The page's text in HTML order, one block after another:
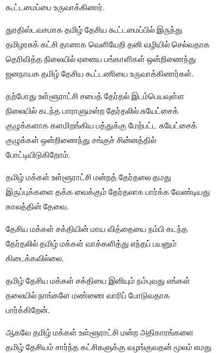
கூட்டமைப்பை உருவாக்கினார்.
துரதிஸ்டவசமாக தமிழ் தேசிய கூட்டமைப்பில் இருந்து
தமிழரசுக் கட்சி தானாக வெளியேறி தனி வழியில் செல்வதாக
தெரிவித்த நிலையில் ஏனைய பங்காளிகள் ஒன்றிணைந்து
ஜனநாயக தமிழ் தேசிய கூட்டணியை உருவாக்கினார்கள்.
தற்போது உள்ளூராட்சி சபைத் தேர்தல் இடம்பெயவுள்ள
நிலையில் கடந்த பாராளுமன்ற தேர்தலில் சுயேட்சைக்
குழுக்களாக களமிறங்கிய பத்துக்கு மேற்பட்ட சுயேட்சைக்
குழுக்கள் ஒன்றிணைந்து சங்குச் சின்னத்தில்
போட்டியிடுகிறோம்.
தமிழ் மக்கள் உள்ளூராட்சி மன்றத் தேர்தலை தமது
இருப்புக்களை தக்க வைக்கும் தேர்தலாக பார்க்க வேண்டியது
காலத்தின் தேவை.
தேசிய மக்கள் சக்தியின் மாய வித்தையை நம்பி கடந்த
தேர்தலில் தமிழ் மக்கள் வாக்களித்து எந்தப் பயனும்
கிடைக்கவில்லை.
தமிழ் தேசிய மக்கள் சக்தியை இனியும் நம்புவது எங்கள்
தலையில் நாங்களே மண்ணை வாரிப் போடுவதாக
பார்க்கிறேன்.
ஆகவே தமிழ் மக்கள் உள்ளூராட்சி மன்ற அதிகாரங்களை
தமிழ் தேசியம் சார்ந்த கட்சிகளுக்கு வழங்குவதன் மூலம் எமது